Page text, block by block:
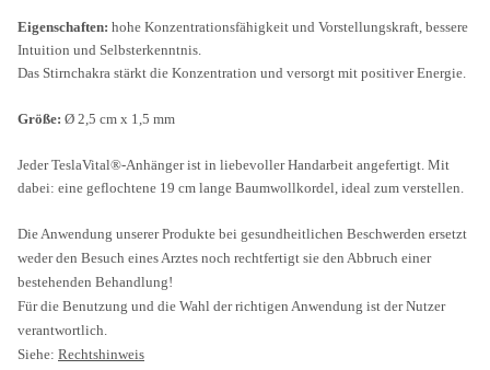
Eigenschaften: hohe Konzentrationsfähigkeit und Vorstellungskraft, bessere
Intuition und Selbsterkenntnis.
Das Stirnchakra stärkt die Konzentration und versorgt mit positiver Energie.
Größe: Ø 2,5 cm x 1,5 mm
Jeder TeslaVital®-Anhänger ist in liebevoller Handarbeit angefertigt. Mit
dabei: eine geflochtene 19 cm lange Baumwollkordel, ideal zum verstellen.
Die Anwendung unserer Produkte bei gesundheitlichen Beschwerden ersetzt
weder den Besuch eines Arztes noch rechtfertigt sie den Abbruch einer
bestehenden Behandlung!
Für die Benutzung und die Wahl der richtigen Anwendung ist der Nutzer
verantwortlich.
Siehe: Rechtshinweis